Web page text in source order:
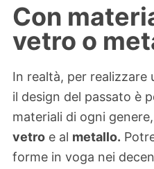
Con
vetro o
In realtà, per
il design del passato è
materiali di ogni
vetro e al metallo.
forme in voga nei